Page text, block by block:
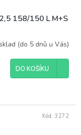
158/150 L M+S
(do 5 dnů u Vás)
DO KOŠÍKU
Kód: 3272